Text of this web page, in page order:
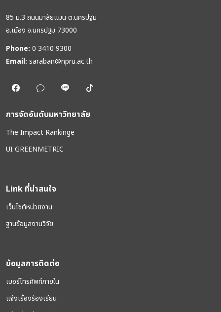
85 ม.3 ถนนมาลัยแมน ต.นครปฐม
อ.เมือง จ.นครปฐม 73000
Phone: 0 3410 9300
Email: saraban@npru.ac.th
การจัดอันดับมหาวิทยาลัย
The Impact Rankinge
UI GREENMETRIC
Link ที่น่าสนใจ
เว็บไซต์หน่วยงาน
ฐานข้อมูลงานวิจัย
ข้อมูลการติดต่อ
เบอร์โทรศัพท์ภายใน
แจ้งเรื่องร้องเรียน